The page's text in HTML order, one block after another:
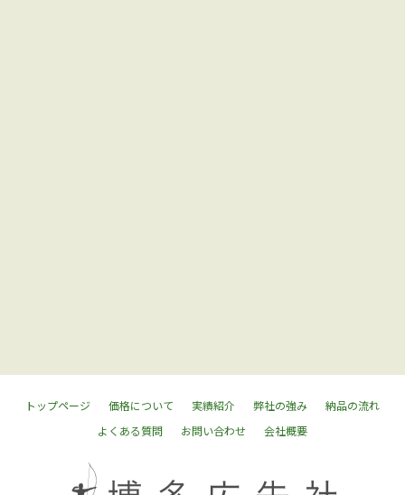
トップページ 価格について 実績紹介 弊社の強み
納品の流れ
よくある質問
お問い合わせ 会社概要